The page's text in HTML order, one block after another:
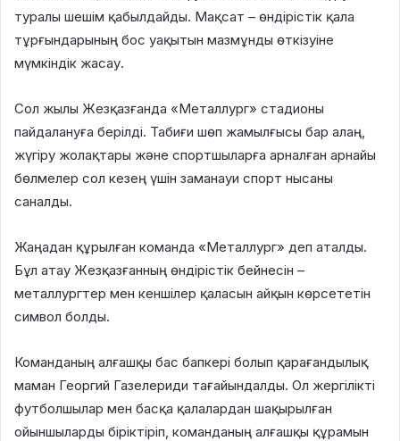
туралы шешім қабылдайды. Мақсат – өндірістік қала
тұрғындарының бос уақытын мазмұнды өткізуіне
мүмкіндік жасау.
Сол жылы Жезқазғанда «Металлург» стадионы
пайдалануға берілді. Табиғи шөп жамылғысы бар алаң,
жүгіру жолақтары және спортшыларға арналған арнайы
бөлмелер сол кезең үшін заманауи спорт нысаны
саналды.
Жаңадан құрылған команда «Металлург» деп аталды.
Бұл атау Жезқазғанның өндірістік бейнесін –
металлургтер мен кеншілер қаласын айқын көрсететін
символ болды.
Команданың алғашқы бас бапкері болып қарағандылық
маман Георгий Газелериди тағайындалды. Ол жергілікті
футболшылар мен басқа қалалардан шақырылған
ойыншыларды біріктіріп, команданың алғашқы құрамын